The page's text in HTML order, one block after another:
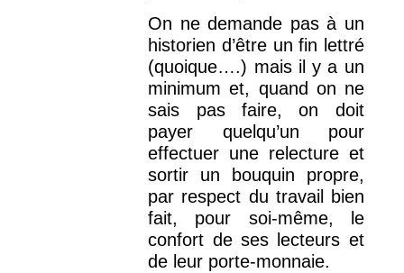
On ne demande pas à un
historien d’être un fin lettré
(quoique….) mais il y a un
minimum et, quand on ne
sais pas faire, on doit
payer quelqu’un pour
effectuer une relecture et
sortir un bouquin propre,
par respect du travail bien
fait, pour soi-même, le
confort de ses lecteurs et
de leur porte-monnaie.